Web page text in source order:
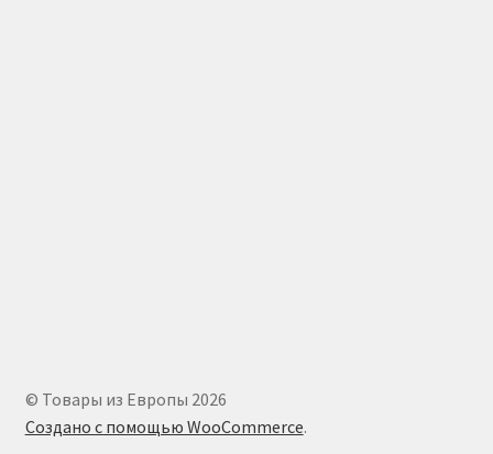
© Товары из Европы 2026
Создано с помощью WooCommerce.